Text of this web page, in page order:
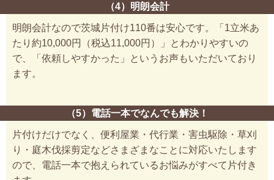
（4）明朗会計
明朗会計なので茨城片付け110番は安心です。「1立米あ
たり約10,000円（税込11,000円）」とわかりやすいの
で、「依頼しやすかった」というお声もいただいており
ます。
（5）電話一本でなんでも解決！
片付けだけでなく、便利屋業・代行業・害虫駆除・草刈
り・庭木伐採剪定などさまざまなことに対応いたします
ので、電話一本で抱えられているお悩みがすべて片付き